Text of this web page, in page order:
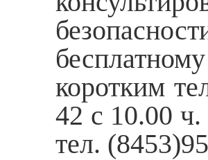
коротким
42 с 10.00
тел.